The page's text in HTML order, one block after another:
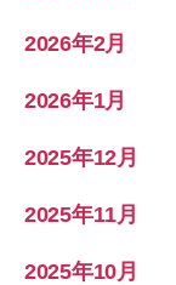
2026年2月
2026年1月
2025年12月
2025年11月
2025年10月